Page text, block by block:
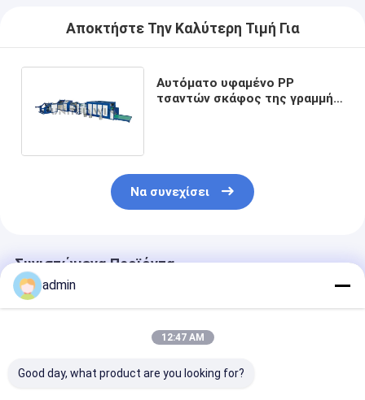
Αποκτήστε Την Καλύτερη Τιμή Για
Αυτόματο υφαμένο PP
τσαντών σκάφος της γραμμής
Να συνεχίσει
Συνιστώμενα Προϊόντα
admin
12:47 AM
Good day, what product are you looking for?